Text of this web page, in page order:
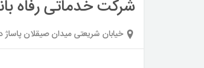
شرکت خدماتی رفاه
خیابان شریعتی میدان صیقلان پاساژ